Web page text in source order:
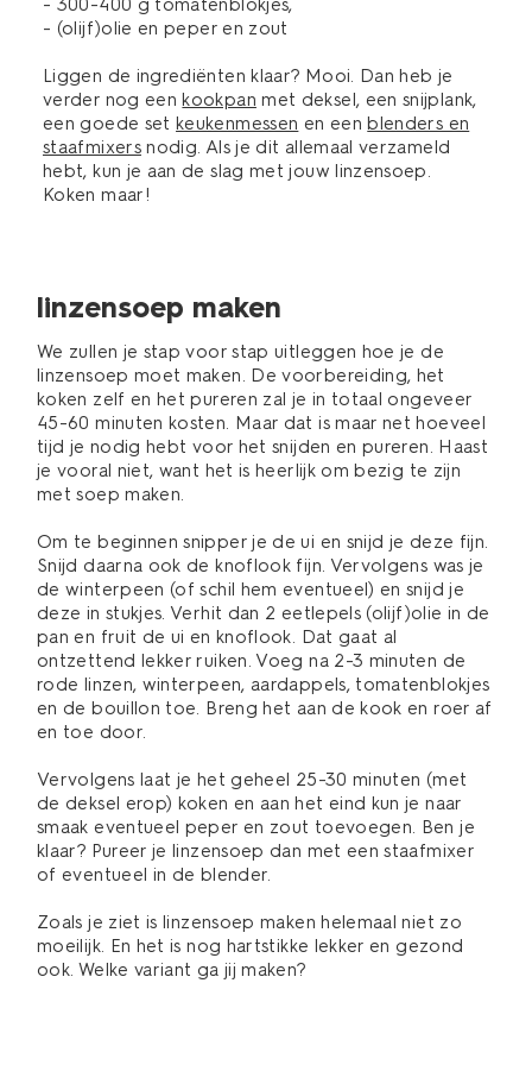
- 300-400 g tomatenblokjes,
- (olijf)olie en peper en zout
Liggen de ingrediënten klaar? Mooi. Dan heb je
verder nog een kookpan met deksel, een snijplank,
een goede set keukenmessen en een blenders en
staafmixersnodig. Als je dit allemaal verzameld
hebt, kun je aan de slag met jouw linzensoep.
Koken maar!
linzensoep maken
We zullen je stap voor stap uitleggen hoe je de
linzensoep moet maken. De voorbereiding, het
koken zelf en het pureren zal je in totaal ongeveer
45-60 minuten kosten. Maar dat is maar net hoeveel
tijd je nodig hebt voor het snijden en pureren. Haast
je vooral niet, want het is heerlijk om bezig te zijn
met soep maken.
Om te beginnen snipper je de ui en snijd je deze fijn.
Snijd daarna ook de knoflook fijn. Vervolgens was je
de winterpeen (of schil hem eventueel) en snijd je
deze in stukjes. Verhit dan 2 eetlepels (olijf)olie in de
pan en fruit de ui en knoflook. Dat gaat al
ontzettend lekker ruiken. Voeg na 2-3 minuten de
rode linzen, winterpeen, aardappels, tomatenblokjes
en de bouillon toe. Breng het aan de kook en roer af
en toe door.
Vervolgens laat je het geheel 25-30 minuten (met
de deksel erop) koken en aan het eind kun je naar
smaak eventueel peper en zout toevoegen. Ben je
klaar? Pureer je linzensoep dan met een staafmixer
of eventueel in de blender.
Zoals je ziet is linzensoep maken helemaal niet zo
moeilijk. En het is nog hartstikke lekker en gezond
ook. Welke variant ga jij maken?